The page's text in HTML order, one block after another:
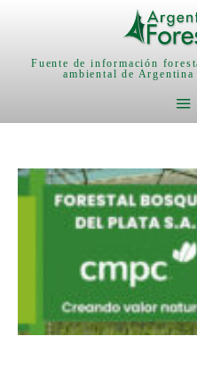
Fuente de información
ambiental de